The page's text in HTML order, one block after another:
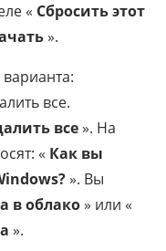
« Сбросить этот
».
все.
все». На
« Как вы
». Вы
в облако» или «
».